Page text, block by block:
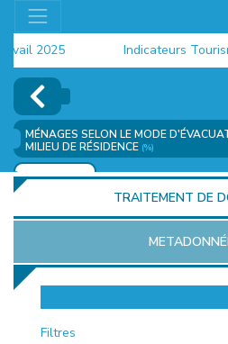
2025 Indicateurs Tourisme
MÉNAGES SELON LE MODE
MILIEU DE RÉSIDENCE (%)
AJOUTER
TRAITEMENT DE
Filtres